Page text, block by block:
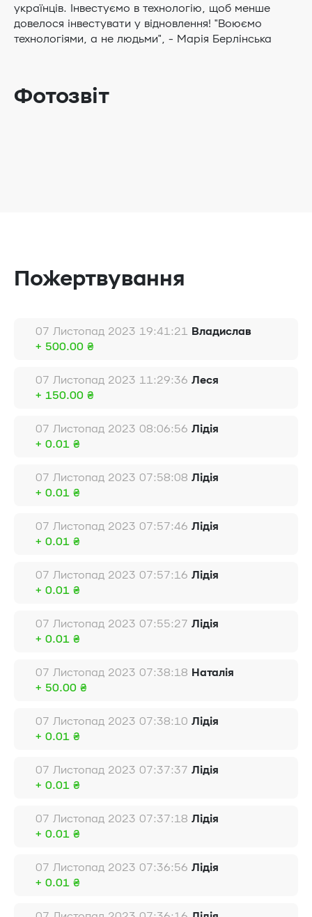
українців. Інвестуємо в технологію, щоб менше
довелося інвестувати у відновлення! "Воюємо
технологіями, а не людьми", - Марія Берлінська
Фотозвіт
Пожертвування
07 Листопад 2023 19:41:21 Владислав
+ 500.00 ₴
07 Листопад 2023 11:29:36 Леся
+ 150.00 ₴
07 Листопад 2023 08:06:56 Лідія
+ 0.01 ₴
07 Листопад 2023 07:58:08 Лідія
+ 0.01 ₴
07 Листопад 2023 07:57:46 Лідія
+ 0.01 ₴
07 Листопад 2023 07:57:16 Лідія
+ 0.01 ₴
07 Листопад 2023 07:55:27 Лідія
+ 0.01 ₴
07 Листопад 2023 07:38:18 Наталія
+ 50.00 ₴
07 Листопад 2023 07:38:10 Лідія
+ 0.01 ₴
07 Листопад 2023 07:37:37 Лідія
+ 0.01 ₴
07 Листопад 2023 07:37:18 Лідія
+ 0.01 ₴
07 Листопад 2023 07:36:56 Лідія
+ 0.01 ₴